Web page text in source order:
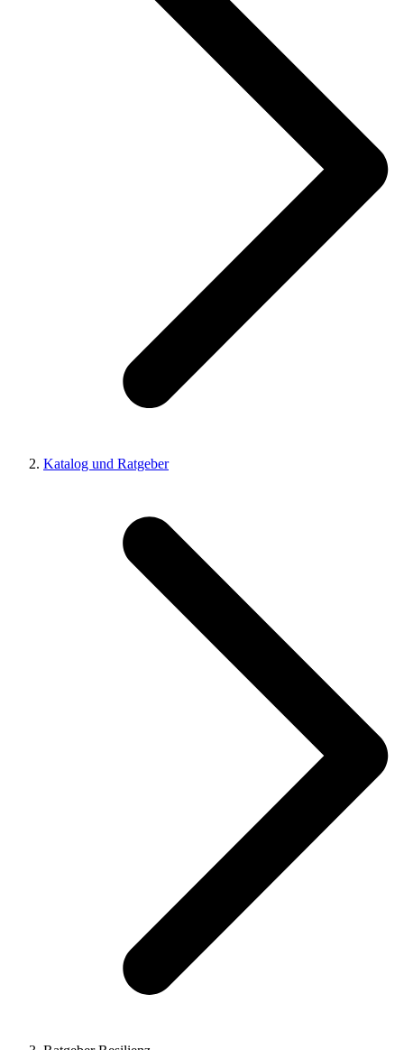
Katalog und Ratgeber